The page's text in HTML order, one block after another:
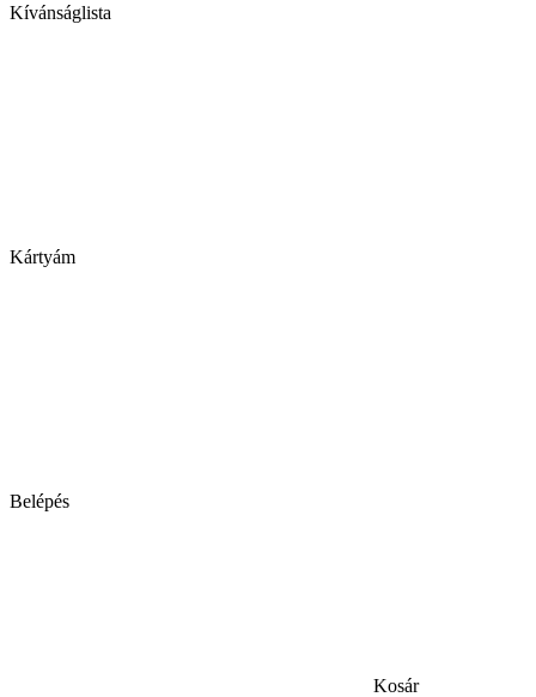
Kívánságlista
Kártyám
Belépés
Kosár